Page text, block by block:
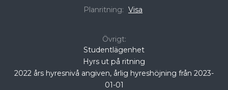
Planritning: Visa
Övrigt:
Studentlägenhet
Hyrs ut på ritning
2022 års hyresnivå angiven, årlig hyreshöjning från 2023-
01-01